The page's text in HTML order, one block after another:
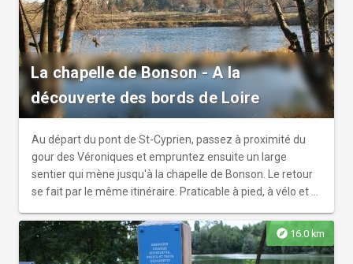
La chapelle de Bonson - A la
découverte des bords de Loire
Au départ du pont de St-Cyprien, passez à proximité du
gour des Véroniques et empruntez ensuite un large
sentier qui mène jusqu'à la chapelle de Bonson. Le retour
se fait par le même itinéraire. Praticable à pied, à vélo et à
explore 16.0 km